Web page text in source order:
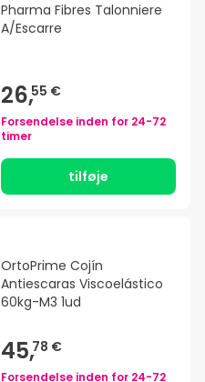
Pharma Fibres Talonniere
A/Escarre
26,55 €
Forsendelse inden for 24-72
timer
tilføje
OrtoPrime Cojín
Antiescaras Viscoelástico
60kg-M3 1ud
45,78 €
Forsendelse inden for 24-72